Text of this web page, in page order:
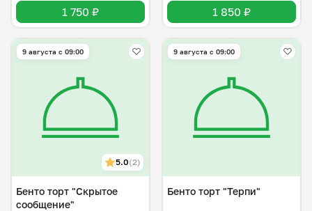
1 750 ₽ 1 850 ₽
9 августа с 09:00
5.0(2)
Бенто торт "Скрытое
сообщение"
9 августа с 09:00
Бенто торт "Терпи"